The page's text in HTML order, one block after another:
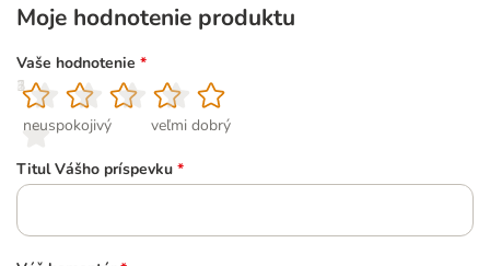
Moje hodnotenie produktu
Vaše hodnotenie *
1
neuspokojivý
2
3
4
5
veľmi dobrý
Titul Vášho príspevku *